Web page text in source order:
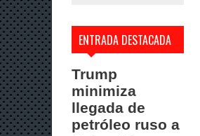
ENTRADA DESTACADA
Trump
minimiza
llegada de
petróleo ruso a